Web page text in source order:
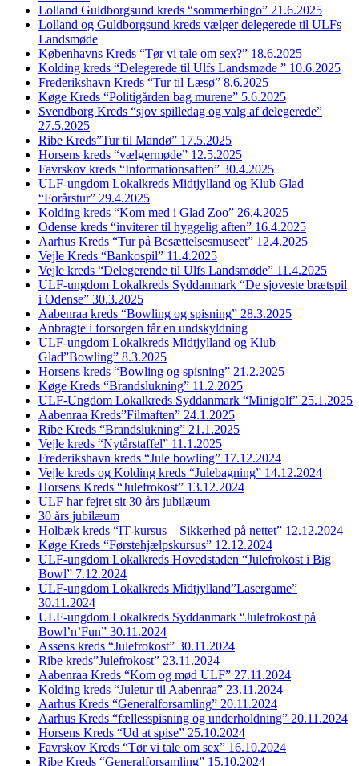
Lolland Guldborgsund kreds “sommerbingo” 21.6.2025
Lolland og Guldborgsund kreds vælger delegerede til ULFs
Landsmøde
Københavns Kreds “Tør vi tale om sex?” 18.6.2025
Kolding kreds “Delegerede til Ulfs Landsmøde ” 10.6.2025
Frederikshavn Kreds “Tur til Læsø” 8.6.2025
Køge Kreds “Politigården bag murene” 5.6.2025
Svendborg Kreds “sjov spilledag og valg af delegerede”
27.5.2025
Ribe Kreds”Tur til Mandø” 17.5.2025
Horsens kreds “vælgermøde” 12.5.2025
Favrskov kreds “Informationsaften” 30.4.2025
ULF-ungdom Lokalkreds Midtjylland og Klub Glad
“Forårstur” 29.4.2025
Kolding kreds “Kom med i Glad Zoo” 26.4.2025
Odense kreds “inviterer til hyggelig aften” 16.4.2025
Aarhus Kreds “Tur på Besættelsesmuseet” 12.4.2025
Vejle Kreds “Bankospil” 11.4.2025
Vejle kreds “Delegerende til Ulfs Landsmøde” 11.4.2025
ULF-ungdom Lokalkreds Syddanmark “De sjoveste brætspil
i Odense” 30.3.2025
Aabenraa kreds “Bowling og spisning” 28.3.2025
Anbragte i forsorgen får en undskyldning
ULF-ungdom Lokalkreds Midtjylland og Klub
Glad”Bowling” 8.3.2025
Horsens kreds “Bowling og spisning” 21.2.2025
Køge Kreds “Brandslukning” 11.2.2025
ULF-Ungdom Lokalkreds Syddanmark “Minigolf” 25.1.2025
Aabenraa Kreds”Filmaften” 24.1.2025
Ribe Kreds “Brandslukning” 21.1.2025
Vejle kreds “Nytårstaffel” 11.1.2025
Frederikshavn kreds “Jule bowling” 17.12.2024
Vejle kreds og Kolding kreds “Julebagning” 14.12.2024
Horsens Kreds “Julefrokost” 13.12.2024
ULF har fejret sit 30 års jubilæum
30 års jubilæum
Holbæk kreds “IT-kursus – Sikkerhed på nettet” 12.12.2024
Køge Kreds “Førstehjælpskursus” 12.12.2024
ULF-ungdom Lokalkreds Hovedstaden “Julefrokost i Big
Bowl” 7.12.2024
ULF-ungdom Lokalkreds Midtjylland”Lasergame”
30.11.2024
ULF-ungdom Lokalkreds Syddanmark “Julefrokost på
Bowl’n’Fun” 30.11.2024
Assens kreds “Julefrokost” 30.11.2024
Ribe kreds”Julefrokost” 23.11.2024
Aabenraa Kreds “Kom og mød ULF” 27.11.2024
Kolding kreds “Juletur til Aabenraa” 23.11.2024
Aarhus Kreds “Generalforsamling” 20.11.2024
Aarhus Kreds “fællesspisning og underholdning” 20.11.2024
Horsens Kreds “Ud at spise” 25.10.2024
Favrskov Kreds “Tør vi tale om sex” 16.10.2024
Ribe Kreds “Generalforsamling” 15.10.2024